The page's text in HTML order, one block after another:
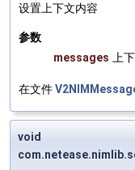
设置上下文内容
参数
messages
上
在文件
void